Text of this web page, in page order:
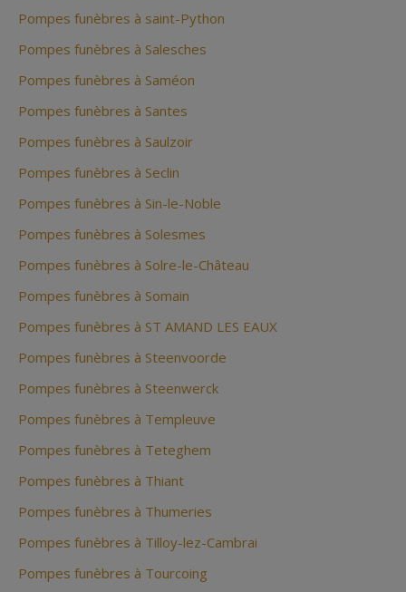
Pompes funèbres à saint-Python
Pompes funèbres à Salesches
Pompes funèbres à Saméon
Pompes funèbres à Santes
Pompes funèbres à Saulzoir
Pompes funèbres à Seclin
Pompes funèbres à Sin-le-Noble
Pompes funèbres à Solesmes
Pompes funèbres à Solre-le-Château
Pompes funèbres à Somain
Pompes funèbres à ST AMAND LES EAUX
Pompes funèbres à Steenvoorde
Pompes funèbres à Steenwerck
Pompes funèbres à Templeuve
Pompes funèbres à Teteghem
Pompes funèbres à Thiant
Pompes funèbres à Thumeries
Pompes funèbres à Tilloy-lez-Cambrai
Pompes funèbres à Tourcoing